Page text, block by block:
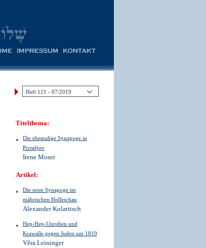
Titelthema:
Die ehemalige Synagoge in
Prostějov
Irene Moser
Artikel:
Die neue ­Synagoge im
mährischen Holleschau
Alexander Kolaritsch
Hep-Hep-Unruhen und
Krawalle gegen ­Juden um 1819
Věra Leininger